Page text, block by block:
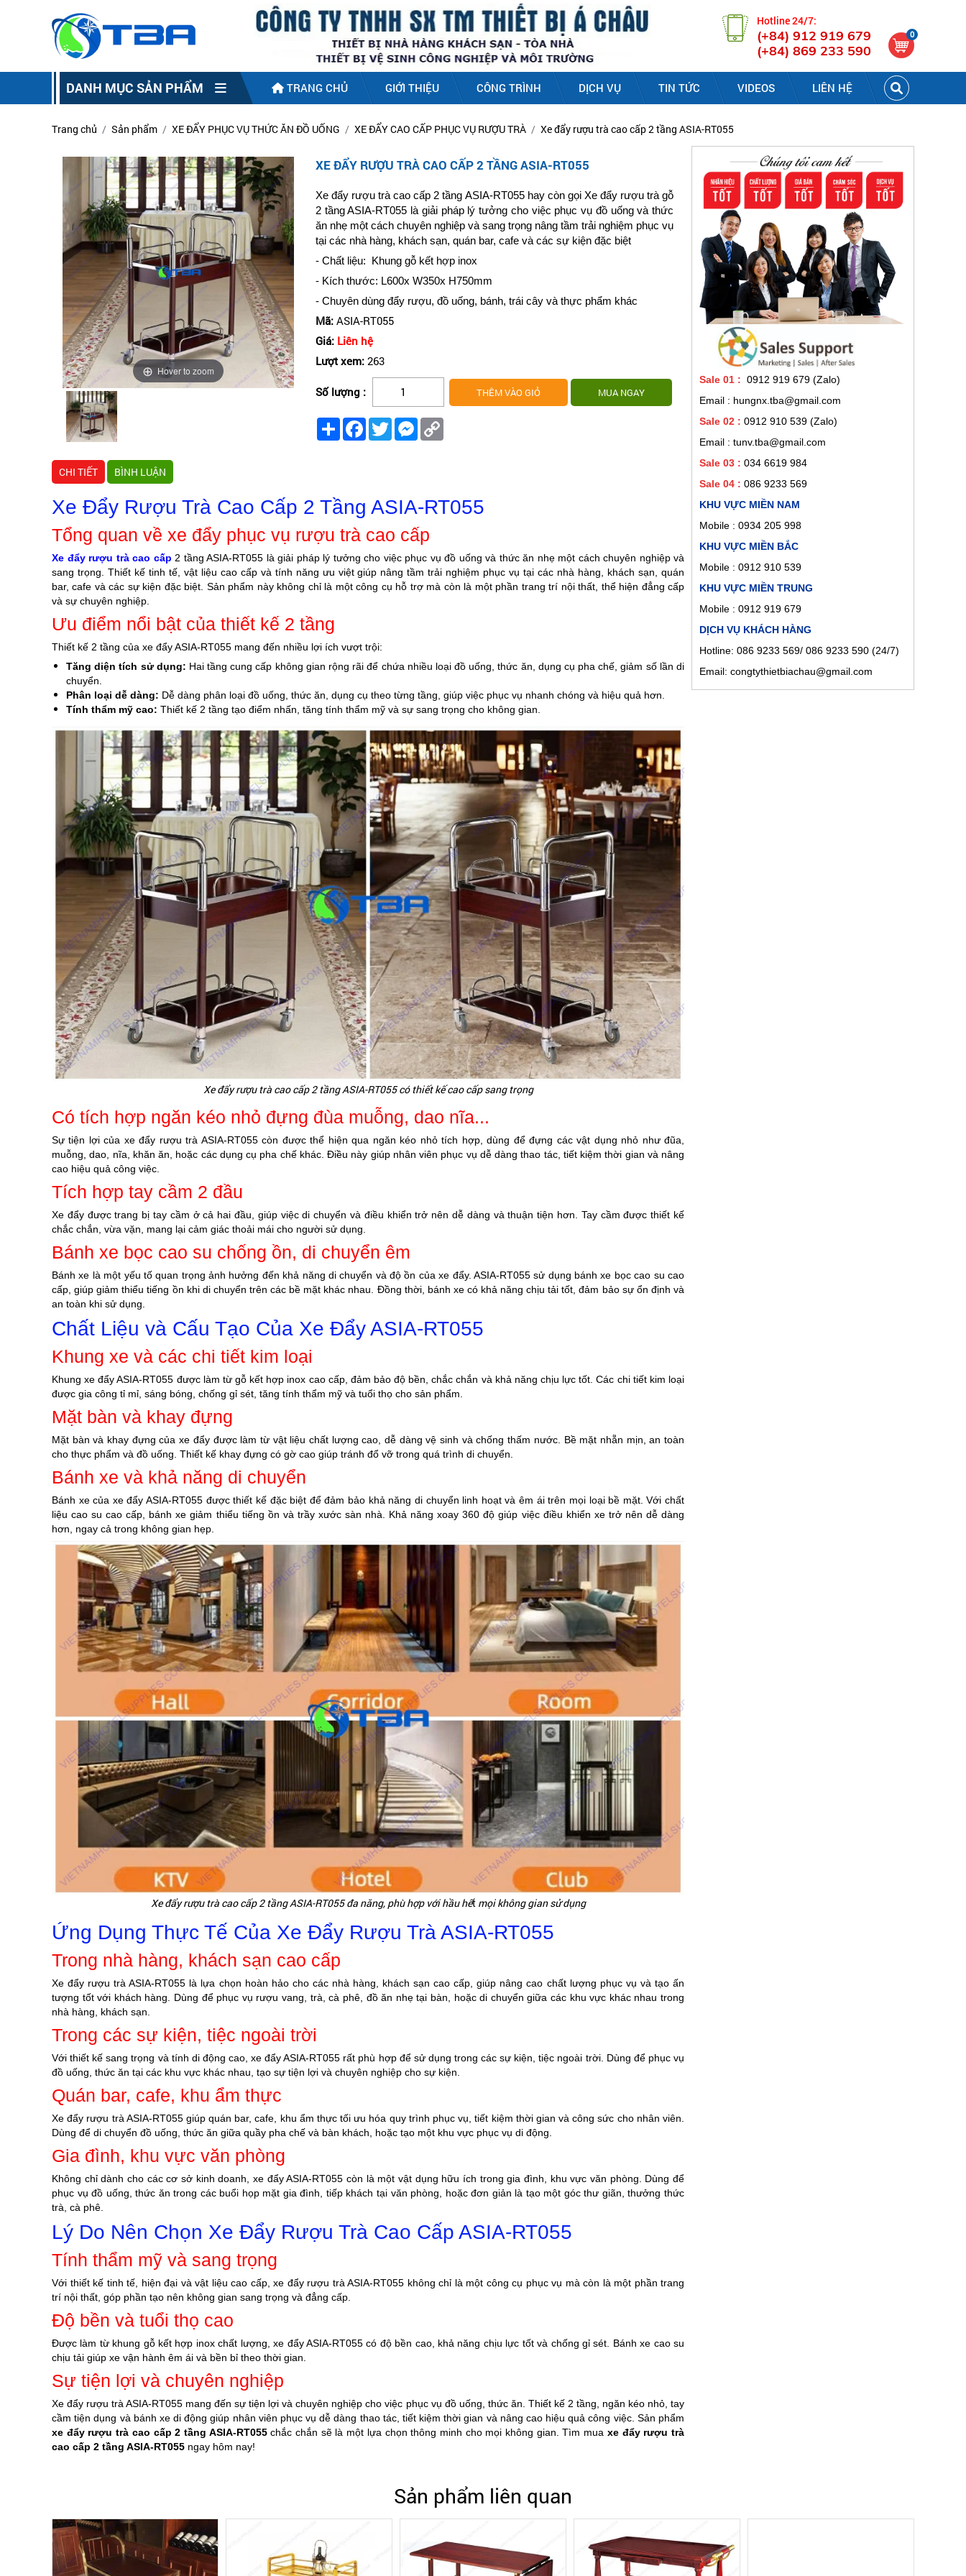
Hotline 24/7:
(+84) 912 919 679
(+84) 869 233 590
0
DANH MỤC SẢN PHẨM TRANG CHỦ GIỚI THIỆU CÔNG TRÌNH DỊCH VỤ TIN TỨC VIDEOS LIÊN HỆ
Trang chủ Sản phẩm XE ĐẨY PHỤC VỤ THỨC ĂN ĐỒ UỐNG XE ĐẨY CAO CẤP PHỤC VỤ RƯỢU TRÀ Xe đẩy rượu trà cao cấp 2 tầng ASIA-RT055
Hover to zoom
XE ĐẨY RƯỢU TRÀ CAO CẤP 2 TẦNG ASIA-RT055
Xe đẩy rượu trà cao cấp 2 tầng ASIA-RT055 hay còn gọi Xe đẩy rượu trà gỗ
2 tầng ASIA-RT055 là giải pháp lý tưởng cho việc phục vụ đồ uống và thức
ăn nhẹ một cách chuyên nghiệp và sang trọng nâng tầm trải nghiệm phục vụ
tại các nhà hàng, khách sạn, quán bar, cafe và các sự kiện đặc biệt
- Chất liệu: Khung gỗ kết hợp inox
- Kích thước: L600x W350x H750mm
- Chuyên dùng đẩy rượu, đồ uống, bánh, trái cây và thực phẩm khác
Mã: ASIA-RT055
Giá: Liên hệ
Lượt xem: 263
Số lượng :
Share FacebookTwitterMessenger
CHI TIẾT BÌNH LUẬN
Xe Đẩy Rượu Trà Cao Cấp 2 Tầng ASIA-RT055
Tổng quan về xe đẩy phục vụ rượu trà cao cấp
Xe đẩy rượu trà cao cấp 2 tầng ASIA-RT055 là giải pháp lý tưởng cho việc phục vụ đồ uống và thức ăn nhẹ một cách chuyên nghiệp và
sang trọng. Thiết kế tinh tế, vật liệu cao cấp và tính năng ưu việt giúp nâng tầm trải nghiệm phục vụ tại các nhà hàng, khách sạn, quán
bar, cafe và các sự kiện đặc biệt. Sản phẩm này không chỉ là một công cụ hỗ trợ mà còn là một phần trang trí nội thất, thể hiện đẳng cấp
và sự chuyên nghiệp.
Ưu điểm nổi bật của thiết kế 2 tầng
Thiết kế 2 tầng của xe đẩy ASIA-RT055 mang đến nhiều lợi ích vượt trội:
Tăng diện tích sử dụng: Hai tầng cung cấp không gian rộng rãi để chứa nhiều loại đồ uống, thức ăn, dụng cụ pha chế, giảm số lần di
chuyển.
Phân loại dễ dàng: Dễ dàng phân loại đồ uống, thức ăn, dụng cụ theo từng tầng, giúp việc phục vụ nhanh chóng và hiệu quả hơn.
Tính thẩm mỹ cao: Thiết kế 2 tầng tạo điểm nhấn, tăng tính thẩm mỹ và sự sang trọng cho không gian.
Xe đẩy rượu trà cao cấp 2 tầng ASIA-RT055 có thiết kế cao cấp sang trọng
Có tích hợp ngăn kéo nhỏ đựng đùa muỗng, dao nĩa...
Sự tiện lợi của xe đẩy rượu trà ASIA-RT055 còn được thể hiện qua ngăn kéo nhỏ tích hợp, dùng để đựng các vật dụng nhỏ như đũa,
muỗng, dao, nĩa, khăn ăn, hoặc các dụng cụ pha chế khác. Điều này giúp nhân viên phục vụ dễ dàng thao tác, tiết kiệm thời gian và nâng
cao hiệu quả công việc.
Tích hợp tay cầm 2 đầu
Xe đẩy được trang bị tay cầm ở cả hai đầu, giúp việc di chuyển và điều khiển trở nên dễ dàng và thuận tiện hơn. Tay cầm được thiết kế
chắc chắn, vừa vặn, mang lại cảm giác thoải mái cho người sử dụng.
Bánh xe bọc cao su chống ồn, di chuyển êm
Bánh xe là một yếu tố quan trọng ảnh hưởng đến khả năng di chuyển và độ ồn của xe đẩy. ASIA-RT055 sử dụng bánh xe bọc cao su cao
cấp, giúp giảm thiểu tiếng ồn khi di chuyển trên các bề mặt khác nhau. Đồng thời, bánh xe có khả năng chịu tải tốt, đảm bảo sự ổn định và
an toàn khi sử dụng.
Chất Liệu và Cấu Tạo Của Xe Đẩy ASIA-RT055
Khung xe và các chi tiết kim loại
Khung xe đẩy ASIA-RT055 được làm từ gỗ kết hợp inox cao cấp, đảm bảo độ bền, chắc chắn và khả năng chịu lực tốt. Các chi tiết kim loại
được gia công tỉ mỉ, sáng bóng, chống gỉ sét, tăng tính thẩm mỹ và tuổi thọ cho sản phẩm.
Mặt bàn và khay đựng
Mặt bàn và khay đựng của xe đẩy được làm từ vật liệu chất lượng cao, dễ dàng vệ sinh và chống thấm nước. Bề mặt nhẵn mịn, an toàn
cho thực phẩm và đồ uống. Thiết kế khay đựng có gờ cao giúp tránh đổ vỡ trong quá trình di chuyển.
Bánh xe và khả năng di chuyển
Bánh xe của xe đẩy ASIA-RT055 được thiết kế đặc biệt để đảm bảo khả năng di chuyển linh hoạt và êm ái trên mọi loại bề mặt. Với chất
liệu cao su cao cấp, bánh xe giảm thiểu tiếng ồn và trầy xước sàn nhà. Khả năng xoay 360 độ giúp việc điều khiển xe trở nên dễ dàng
hơn, ngay cả trong không gian hẹp.
Xe đẩy rượu trà cao cấp 2 tầng ASIA-RT055 đa năng, phù hợp với hầu hết mọi không gian sử dụng
Ứng Dụng Thực Tế Của Xe Đẩy Rượu Trà ASIA-RT055
Trong nhà hàng, khách sạn cao cấp
Xe đẩy rượu trà ASIA-RT055 là lựa chọn hoàn hảo cho các nhà hàng, khách sạn cao cấp, giúp nâng cao chất lượng phục vụ và tạo ấn
tượng tốt với khách hàng. Dùng để phục vụ rượu vang, trà, cà phê, đồ ăn nhẹ tại bàn, hoặc di chuyển giữa các khu vực khác nhau trong
nhà hàng, khách sạn.
Trong các sự kiện, tiệc ngoài trời
Với thiết kế sang trọng và tính di động cao, xe đẩy ASIA-RT055 rất phù hợp để sử dụng trong các sự kiện, tiệc ngoài trời. Dùng để phục vụ
đồ uống, thức ăn tại các khu vực khác nhau, tạo sự tiện lợi và chuyên nghiệp cho sự kiện.
Quán bar, cafe, khu ẩm thực
Xe đẩy rượu trà ASIA-RT055 giúp quán bar, cafe, khu ẩm thực tối ưu hóa quy trình phục vụ, tiết kiệm thời gian và công sức cho nhân viên.
Dùng để di chuyển đồ uống, thức ăn giữa quầy pha chế và bàn khách, hoặc tạo một khu vực phục vụ di động.
Gia đình, khu vực văn phòng
Không chỉ dành cho các cơ sở kinh doanh, xe đẩy ASIA-RT055 còn là một vật dụng hữu ích trong gia đình, khu vực văn phòng. Dùng để
phục vụ đồ uống, thức ăn trong các buổi họp mặt gia đình, tiếp khách tại văn phòng, hoặc đơn giản là tạo một góc thư giãn, thưởng thức
trà, cà phê.
Lý Do Nên Chọn Xe Đẩy Rượu Trà Cao Cấp ASIA-RT055
Tính thẩm mỹ và sang trọng
Với thiết kế tinh tế, hiện đại và vật liệu cao cấp, xe đẩy rượu trà ASIA-RT055 không chỉ là một công cụ phục vụ mà còn là một phần trang
trí nội thất, góp phần tạo nên không gian sang trọng và đẳng cấp.
Độ bền và tuổi thọ cao
Được làm từ khung gỗ kết hợp inox chất lượng, xe đẩy ASIA-RT055 có độ bền cao, khả năng chịu lực tốt và chống gỉ sét. Bánh xe cao su
chịu tải giúp xe vận hành êm ái và bền bỉ theo thời gian.
Sự tiện lợi và chuyên nghiệp
Xe đẩy rượu trà ASIA-RT055 mang đến sự tiện lợi và chuyên nghiệp cho việc phục vụ đồ uống, thức ăn. Thiết kế 2 tầng, ngăn kéo nhỏ, tay
cầm tiện dụng và bánh xe di động giúp nhân viên phục vụ dễ dàng thao tác, tiết kiệm thời gian và nâng cao hiệu quả công việc. Sản phẩm
xe đẩy rượu trà cao cấp 2 tầng ASIA-RT055chắc chắn sẽ là một lựa chọn thông minh cho mọi không gian. Tìm mua xe đẩy rượu trà
cao cấp 2 tầng ASIA-RT055 ngay hôm nay!
Sale 01 : 0912 919 679 (Zalo)
Email : hungnx.tba@gmail.com
Sale 02 : 0912 910 539 (Zalo)
Email : tunv.tba@gmail.com
Sale 03 : 034 6619 984
Sale 04 : 086 9233 569
KHU VỰC MIỀN NAM
Mobile : 0934 205 998
KHU VỰC MIỀN BẮC
Mobile : 0912 910 539
KHU VỰC MIỀN TRUNG
Mobile : 0912 919 679
DỊCH VỤ KHÁCH HÀNG
Hotline: 086 9233 569/ 086 9233 590 (24/7)
Email: congtythietbiachau@gmail.com
Sản phẩm liên quan